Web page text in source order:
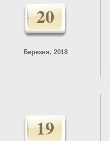
20
Березня, 2018
19